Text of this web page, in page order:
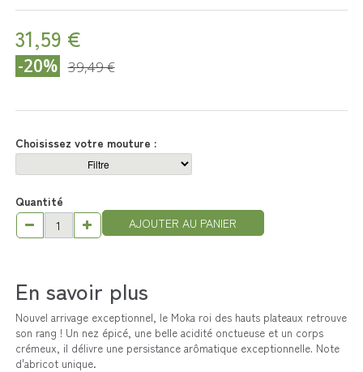
31,59 €
-20% 39,49 €
Choisissez votre mouture :
Quantité
AJOUTER AU PANIER
En savoir plus
Nouvel arrivage exceptionnel, le Moka roi des hauts plateaux retrouve
son rang ! Un nez épicé, une belle acidité onctueuse et un corps
crémeux, il délivre une persistance arômatique exceptionnelle. Note
d'abricot unique.